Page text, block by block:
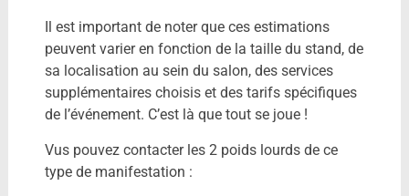
Il est important de noter que ces estimations
peuvent varier en fonction de la taille du stand, de
sa localisation au sein du salon, des services
supplémentaires choisis et des tarifs spécifiques
de l’événement. C’est là que tout se joue !
Vus pouvez contacter les 2 poids lourds de ce
type de manifestation :